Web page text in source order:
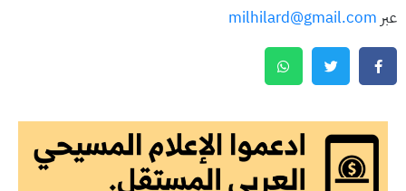
عبر milhilard@gmail.com